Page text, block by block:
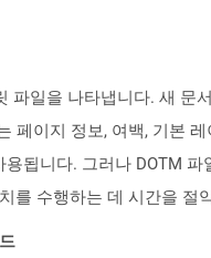
일을 나타냅니다. 새 문
페이지 정보, 여백, 기본
됩니다. 그러나 DOTM
를 수행하는 데 시간을 절